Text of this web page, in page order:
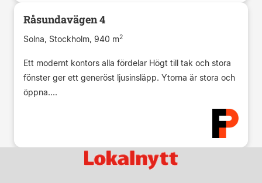
Råsundavägen 4
Solna, Stockholm, 940 m2
Ett modernt kontors alla fördelar Högt till tak och stora
fönster ger ett generöst ljusinsläpp. Ytorna är stora och
öppna....